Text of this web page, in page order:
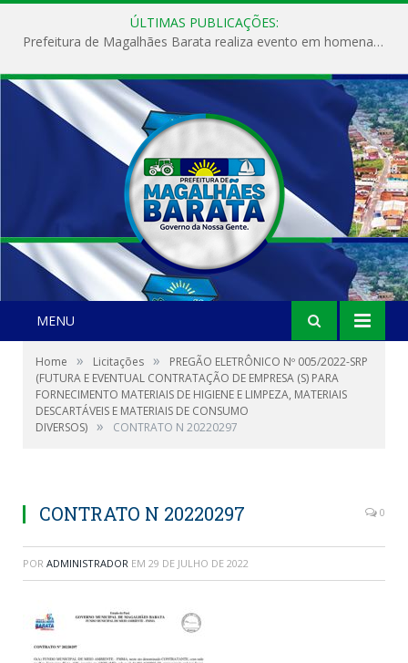
ÚLTIMAS PUBLICAÇÕES:
Prefeitura de Magalhães Barata realiza evento em homenagem ao Dia Internacional da Mulher
MENU
Home » Licitações »
PREGÃO ELETRÔNICO Nº 005/2022-SRP
(FUTURA E EVENTUAL CONTRATAÇÃO DE EMPRESA (S) PARA
FORNECIMENTO MATERIAIS DE HIGIENE E LIMPEZA, MATERIAIS
DESCARTÁVEIS E MATERIAIS DE CONSUMO
DIVERSOS) » CONTRATO N 20220297
CONTRATO N 20220297 0
POR ADMINISTRADOR EM 29 DE JULHO DE 2022